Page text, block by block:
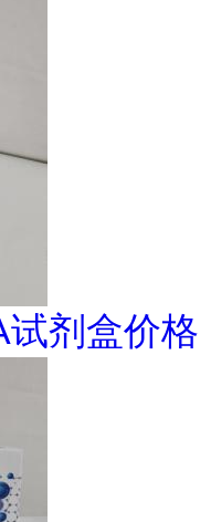
剂盒价格